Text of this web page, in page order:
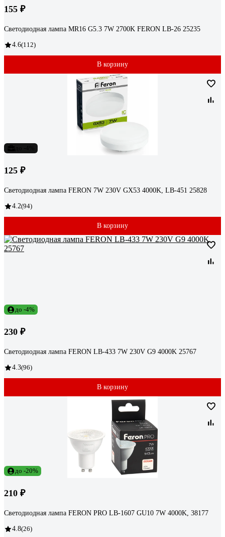
155 ₽
Светодиодная лампа MR16 G5.3 7W 2700K FERON LB-26 25235
4.6(112)
В корзину
125 ₽
Светодиодная лампа FERON 7W 230V GX53 4000K, LB-451 25828
4.2(94)
В корзину
до -4%
230 ₽
Светодиодная лампа FERON LB-433 7W 230V G9 4000K 25767
4.3(96)
В корзину
до -20%
210 ₽
Светодиодная лампа FERON PRO LB-1607 GU10 7W 4000K, 38177
4.8(26)